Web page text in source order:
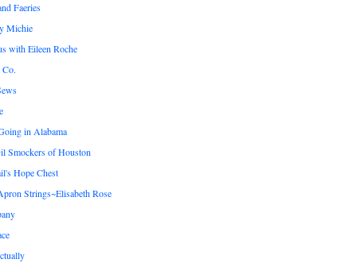
Faeries
Michie
with Eileen Roche
in Alabama
Smockers of Houston
Hope Chest
Strings~Elisabeth Rose